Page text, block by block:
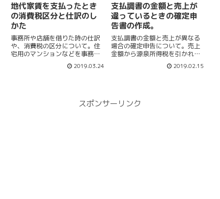
地代家賃を支払ったとき
の消費税区分と仕訳のし
かた
事務所や店舗を借りた時の仕訳
や、消費税の区分について。住
宅用のマンションなどを事務所
として利用している場合の注意
点。駐車場を借りているときの
ったときの仕訳や消費税の区
2019.03.24
支払調書の金額と売上が
違っているときの確定申
告書の作成。
支払調書の金額と売上が異なる
場合の確定申告について。売上
金額から源泉所得税を引かれて
入金された場合の仕訳につい
て。源泉所得税を引かれた後の
2019.02.15
スポンサーリンク